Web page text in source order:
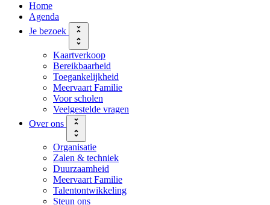
Home
Agenda
Je bezoek
Kaartverkoop
Bereikbaarheid
Toegankelijkheid
Meervaart Familie
Voor scholen
Veelgestelde vragen
Over ons
Organisatie
Zalen & techniek
Duurzaamheid
Meervaart Familie
Talentontwikkeling
Steun ons